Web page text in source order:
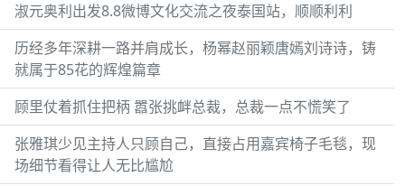
淑元奥利出发8.8微博文化交流之夜泰国站，顺顺利利
历经多年深耕一路并肩成长，杨幂赵丽颖唐嫣刘诗诗，铸
就属于85花的辉煌篇章
顾里仗着抓住把柄 嚣张挑衅总裁，总裁一点不慌笑了
张雅琪少见主持人只顾自己，直接占用嘉宾椅子毛毯，现
场细节看得让人无比尴尬